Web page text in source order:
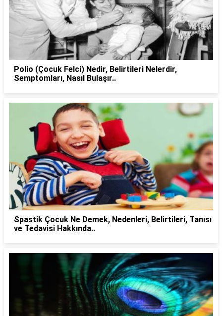
Polio (Çocuk Felci) Nedir, Belirtileri Nelerdir,
Semptomları, Nasıl Bulaşır..
Spastik Çocuk Ne Demek, Nedenleri, Belirtileri, Tanısı
ve Tedavisi Hakkında..